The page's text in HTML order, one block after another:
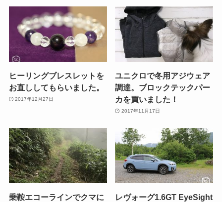
ヒーリングブレスレットを
お直ししてもらいました。
2017年12月27日
ユニクロで冬用アジウェア
調達。ブロックテックパー
カを買いました！
2017年11月17日
乗鞍エコーラインでクマに
レヴォーグ1.6GT EyeSight